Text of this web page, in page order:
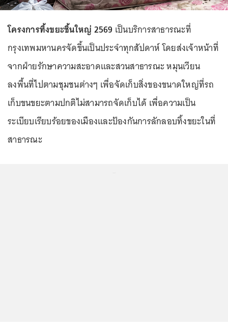
โครงการทิ้งขยะชิ้นใหญ่ 2569 เป็นบริการสาธารณะที่
กรุงเทพมหานครจัดขึ้นเป็นประจำทุกสัปดาห์ โดยส่งเจ้าหน้าที่
จากฝ่ายรักษาความสะอาดและสวนสาธารณะ หมุนเวียน
ลงพื้นที่ไปตามชุมชนต่างๆ เพื่อจัดเก็บสิ่งของขนาดใหญ่ที่รถ
เก็บขนขยะตามปกติไม่สามารถจัดเก็บได้ เพื่อความเป็น
ระเบียบเรียบร้อยของเมืองและป้องกันการลักลอบทิ้งขยะในที่
สาธารณะ